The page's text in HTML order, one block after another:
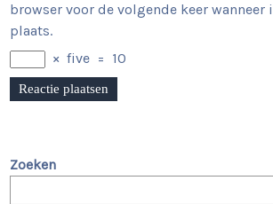
browser voor de volgende keer wanneer
plaats.
× five = 10
Zoeken